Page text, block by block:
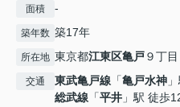
面積 -
築年数 築17年
所在地 東京都江東区亀戸９丁目
交通 東武亀戸線 「亀戸水神
総武線 「平井 」駅 徒歩